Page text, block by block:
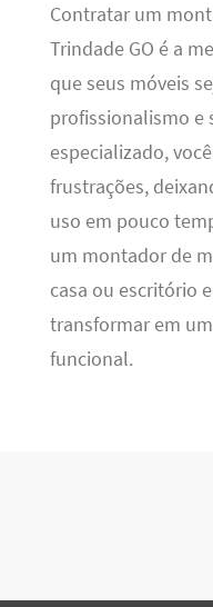
Contratar um
Trindade GO é a
que seus móveis
profissionalismo e
especializado,
frustrações,
uso em pouco
um montador de
casa ou escritório
transformar em
funcional.